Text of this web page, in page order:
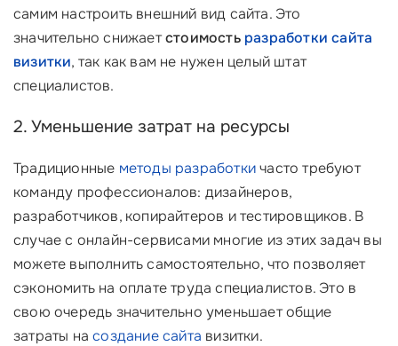
самим настроить внешний вид сайта. Это
значительно снижаетстоимость разработки сайта
визитки, так как вам не нужен целый штат
специалистов.
2. Уменьшение затрат на ресурсы
Традиционные методы разработкичасто требуют
команду профессионалов: дизайнеров,
разработчиков, копирайтеров и тестировщиков. В
случае с онлайн-сервисами многие из этих задач вы
можете выполнить самостоятельно, что позволяет
сэкономить на оплате труда специалистов. Это в
свою очередь значительно уменьшает общие
затраты насоздание сайта визитки.